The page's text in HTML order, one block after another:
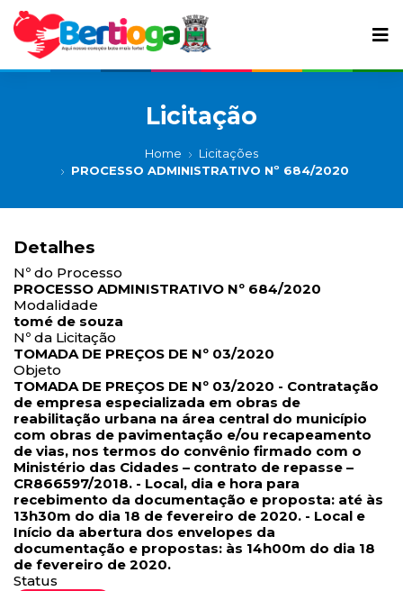
Licitação
Home
Licitações
PROCESSO ADMINISTRATIVO Nº 684/2020
Detalhes
Nº do Processo
PROCESSO ADMINISTRATIVO Nº 684/2020
Modalidade
tomé de souza
Nº da Licitação
TOMADA DE PREÇOS DE Nº 03/2020
Objeto
TOMADA DE PREÇOS DE Nº 03/2020 - Contratação
de empresa especializada em obras de
reabilitação urbana na área central do município
com obras de pavimentação e/ou recapeamento
de vias, nos termos do convênio firmado com o
Ministério das Cidades – contrato de repasse –
CR866597/2018. - Local, dia e hora para
recebimento da documentação e proposta: até às
13h30m do dia 18 de fevereiro de 2020. - Local e
Início da abertura dos envelopes da
documentação e propostas: às 14h00m do dia 18
de fevereiro de 2020.
Status